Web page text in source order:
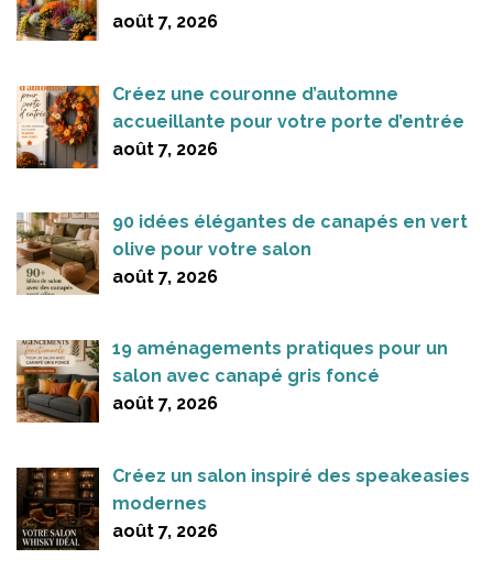
août 7, 2026
Créez une couronne d’automne
accueillante pour votre porte d’entrée
août 7, 2026
90 idées élégantes de canapés en vert
olive pour votre salon
août 7, 2026
19 aménagements pratiques pour un
salon avec canapé gris foncé
août 7, 2026
Créez un salon inspiré des speakeasies
modernes
août 7, 2026